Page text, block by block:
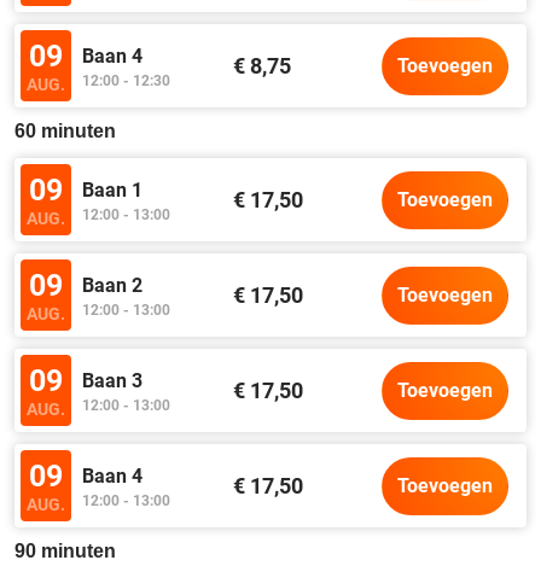
09
AUG.
Baan 4
12:00 - 12:30
€ 8,75 Toevoegen
60 minuten
09
AUG.
Baan 1
12:00 - 13:00
€ 17,50 Toevoegen
09
AUG.
Baan 2
12:00 - 13:00
€ 17,50 Toevoegen
09
AUG.
Baan 3
12:00 - 13:00
€ 17,50 Toevoegen
09
AUG.
Baan 4
12:00 - 13:00
€ 17,50 Toevoegen
90 minuten